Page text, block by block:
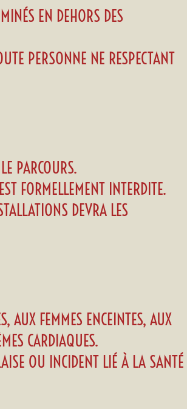
EN DEHORS DES
PERSONNE NE RESPECTANT
PARCOURS.
FORMELLEMENT INTERDITE.
DEVRA LES
AUX FEMMES ENCEINTES, AUX
CARDIAQUES.
OU INCIDENT LIÉ À LA SANTÉ